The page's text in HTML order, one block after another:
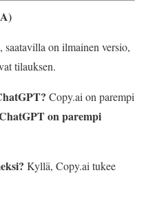
saatavilla on ilmainen versio,
tilauksen.
Copy.ai on parempi
on parempi
Kyllä, Copy.ai tukee